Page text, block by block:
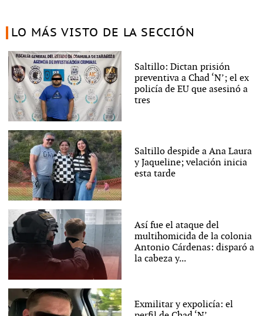
LO MÁS VISTO DE LA SECCIÓN
Saltillo: Dictan prisión
preventiva a Chad ‘N’; el ex
policía de EU que asesinó a
tres
Saltillo despide a Ana Laura
y Jaqueline; velación inicia
esta tarde
Así fue el ataque del
multihomicida de la colonia
Antonio Cárdenas: disparó a
la cabeza y...
Exmilitar y expolicía: el